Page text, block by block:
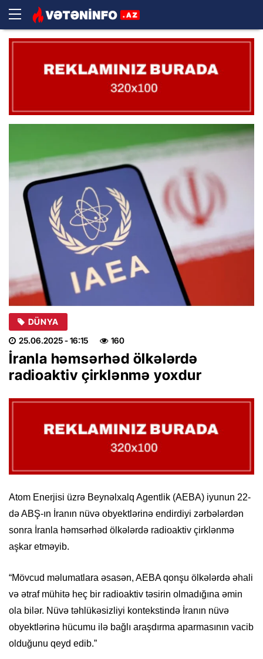
DÜNYA
25.06.2025- 16:15 160
İranla həmsərhəd ölkələrdə
radioaktiv çirklənmə yoxdur
Atom Enerjisi üzrə Beynəlxalq Agentlik (AEBA) iyunun 22-
də ABŞ-ın İranın nüvə obyektlərinə endirdiyi zərbələrdən
sonra İranla həmsərhəd ölkələrdə radioaktiv çirklənmə
aşkar etməyib.
“Mövcud məlumatlara əsasən, AEBA qonşu ölkələrdə əhali
və ətraf mühitə heç bir radioaktiv təsirin olmadığına əmin
ola bilər. Nüvə təhlükəsizliyi kontekstində İranın nüvə
obyektlərinə hücumu ilə bağlı araşdırma aparmasının vacib
olduğunu qeyd edib.”